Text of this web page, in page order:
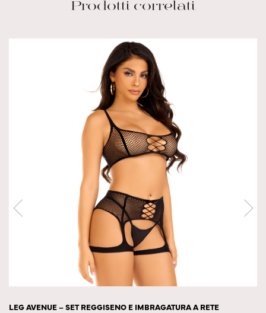
Prodotti correlati
LEG AVENUE – SET REGGISENO E IMBRAGATURA A RETE